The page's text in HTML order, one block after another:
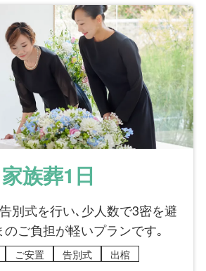
家族葬1日
別式を行い､少人数で3密を避
ご負担が軽いプランです｡
ご安置 告別式 出棺